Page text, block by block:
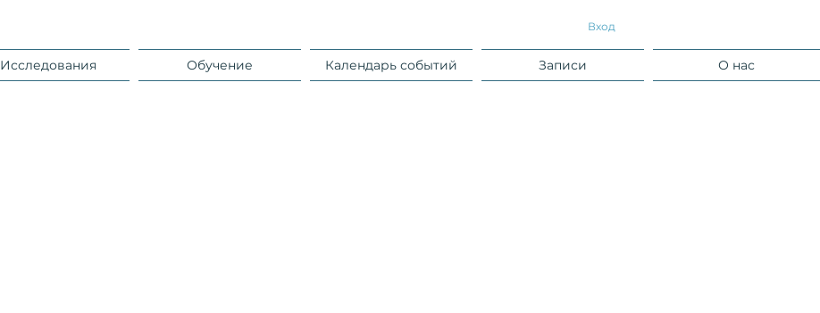
Вход
Исследования Обучение Календарь событий Записи О нас